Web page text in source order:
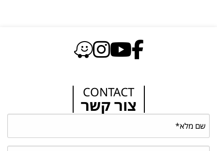
CONTACT
צור קשר